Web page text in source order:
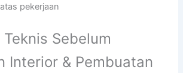
pekerjaan
Sebelum
Interior & Pembuatan